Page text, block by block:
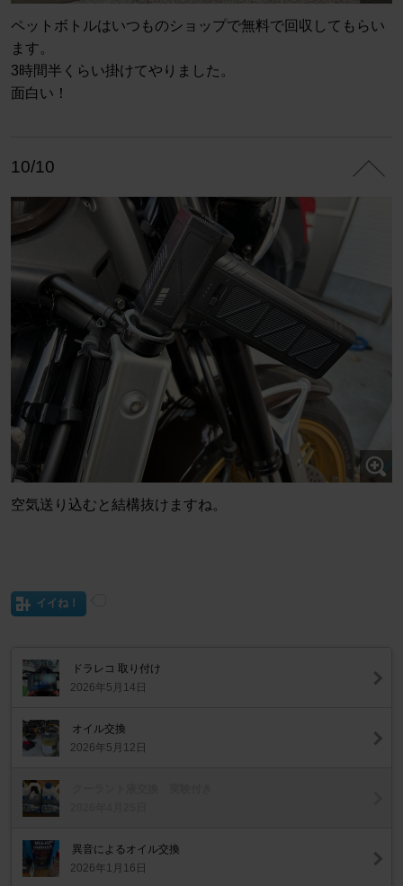
ペットボトルはいつものショップで無料で回収してもらい
ます。
3時間半くらい掛けてやりました。
面白い！
10/10
空気送り込むと結構抜けますね。
イイね！
ドラレコ 取り付け
2026年5月14日
オイル交換
2026年5月12日
異音によるオイル交換
2026年1月16日